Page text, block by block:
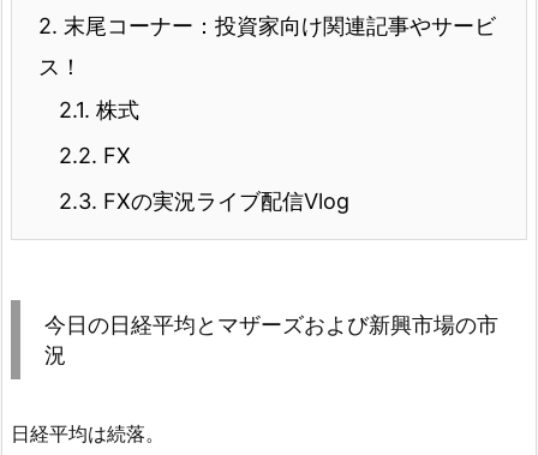
2. 末尾コーナー：投資家向け関連記事やサービ
ス！
2.1. 株式
2.2. FX
2.3. FXの実況ライブ配信Vlog
今日の日経平均とマザーズおよび新興市場の市
況
日経平均は続落。